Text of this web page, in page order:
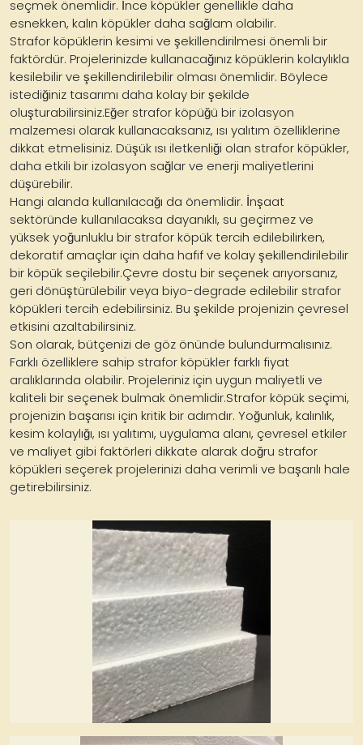
seçmek önemlidir. İnce köpükler genellikle daha
esnekken, kalın köpükler daha sağlam olabilir.
Strafor köpüklerin kesimi ve şekillendirilmesi önemli bir
faktördür. Projelerinizde kullanacağınız köpüklerin kolaylıkla
kesilebilir ve şekillendirilebilir olması önemlidir. Böylece
istediğiniz tasarımı daha kolay bir şekilde
oluşturabilirsiniz.Eğer strafor köpüğü bir izolasyon
malzemesi olarak kullanacaksanız, ısı yalıtım özelliklerine
dikkat etmelisiniz. Düşük ısı iletkenliği olan strafor köpükler,
daha etkili bir izolasyon sağlar ve enerji maliyetlerini
düşürebilir.
Hangi alanda kullanılacağı da önemlidir. İnşaat
sektöründe kullanılacaksa dayanıklı, su geçirmez ve
yüksek yoğunluklu bir strafor köpük tercih edilebilirken,
dekoratif amaçlar için daha hafif ve kolay şekillendirilebilir
bir köpük seçilebilir.Çevre dostu bir seçenek arıyorsanız,
geri dönüştürülebilir veya biyo-degrade edilebilir strafor
köpükleri tercih edebilirsiniz. Bu şekilde projenizin çevresel
etkisini azaltabilirsiniz.
Son olarak, bütçenizi de göz önünde bulundurmalısınız.
Farklı özelliklere sahip strafor köpükler farklı fiyat
aralıklarında olabilir. Projeleriniz için uygun maliyetli ve
kaliteli bir seçenek bulmak önemlidir.Strafor köpük seçimi,
projenizin başarısı için kritik bir adımdır. Yoğunluk, kalınlık,
kesim kolaylığı, ısı yalıtımı, uygulama alanı, çevresel etkiler
ve maliyet gibi faktörleri dikkate alarak doğru strafor
köpükleri seçerek projelerinizi daha verimli ve başarılı hale
getirebilirsiniz.